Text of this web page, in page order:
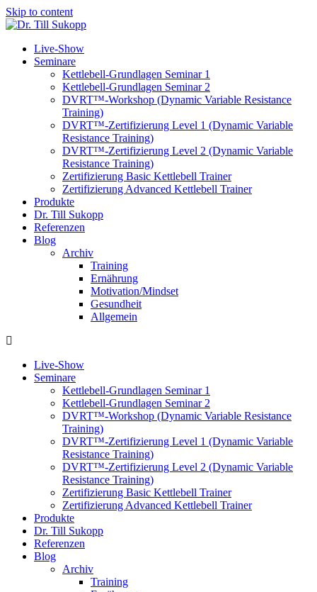
Skip to content
Live-Show
Seminare
Kettlebell-Grundlagen Seminar 1
Kettlebell-Grundlagen Seminar 2
DVRT™-Workshop (Dynamic Variable Resistance
Training)
DVRT™-Zertifizierung Level 1 (Dynamic Variable
Resistance Training)
DVRT™-Zertifizierung Level 2 (Dynamic Variable
Resistance Training)
Zertifizierung Basic Kettlebell Trainer
Zertifizierung Advanced Kettlebell Trainer
Produkte
Dr. Till Sukopp
Referenzen
Blog
Archiv
Training
Ernährung
Motivation/Mindset
Gesundheit
Allgemein
Live-Show
Seminare
Kettlebell-Grundlagen Seminar 1
Kettlebell-Grundlagen Seminar 2
DVRT™-Workshop (Dynamic Variable Resistance
Training)
DVRT™-Zertifizierung Level 1 (Dynamic Variable
Resistance Training)
DVRT™-Zertifizierung Level 2 (Dynamic Variable
Resistance Training)
Zertifizierung Basic Kettlebell Trainer
Zertifizierung Advanced Kettlebell Trainer
Produkte
Dr. Till Sukopp
Referenzen
Blog
Archiv
Training